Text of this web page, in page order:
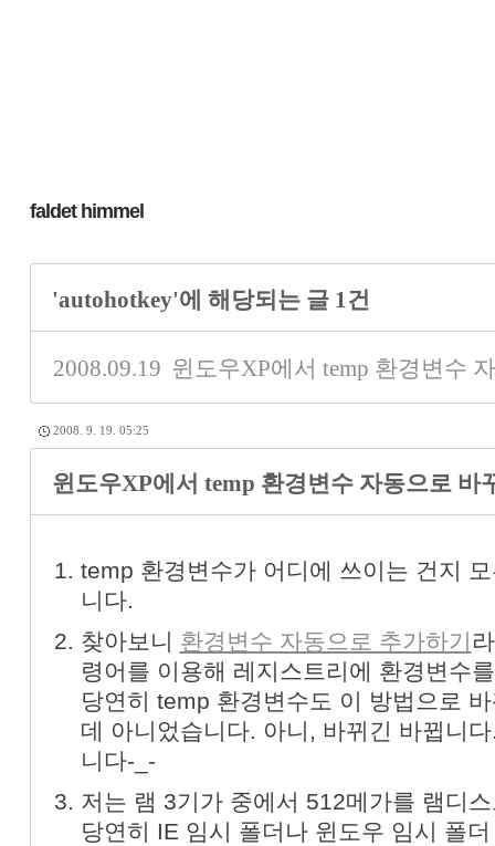
faldet himmel
'autohotkey'에 해당되는 글 1건
2008.09.19 윈도우XP에서 temp 환경변수
2008. 9. 19. 05:25
윈도우XP에서 temp 환경변수 자동으로 바
temp 환경변수가 어디에 쓰이는 건지
니다.
찾아보니 환경변수 자동으로 추가하기
령어를 이용해 레지스트리에 환경변수
당연히 temp 환경변수도 이 방법으로
데 아니었습니다. 아니, 바뀌긴 바뀝니
니다-_-
저는 램 3기가 중에서 512메가를 램디
당연히 IE 임시 폴더나 윈도우 임시 폴